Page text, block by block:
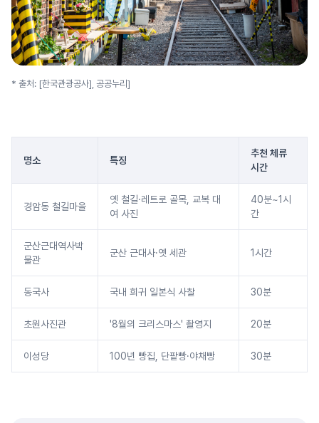
* 출처: [한국관광공사], 공공누리]
명소 특징
추천 체류
시간
경암동 철길마을
옛 철길·레트로 골목, 교복 대
여 사진
40분~1시
간
군산근대역사박
물관
군산 근대사·옛 세관 1시간
동국사 국내 희귀 일본식 사찰 30분
초원사진관 '8월의 크리스마스' 촬영지 20분
이성당 100년 빵집, 단팥빵·야채빵 30분